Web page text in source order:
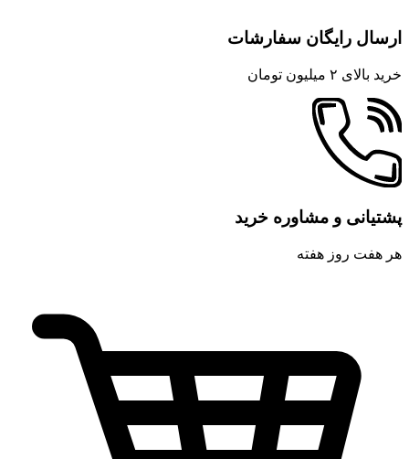
ارسال رایگان سفارشات
خرید بالای ۲ میلیون تومان
پشتیانی و مشاوره خرید
هر هفت روز هفته